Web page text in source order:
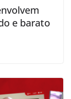
e barato